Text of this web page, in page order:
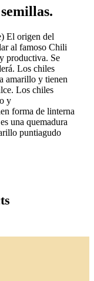
El origen del
al famoso Chili
productiva. Se
Los chiles
amarillo y tienen
Los chiles
y
forma de linterna
una quemadura
puntiagudo